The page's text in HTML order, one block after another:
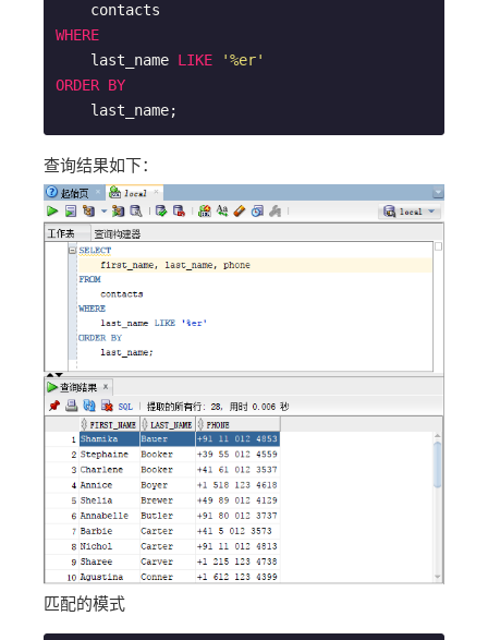
WHERE
    last_name
LIKE
'%er'
ORDER BY
    last_name;
查询结果如下：
匹配的模式